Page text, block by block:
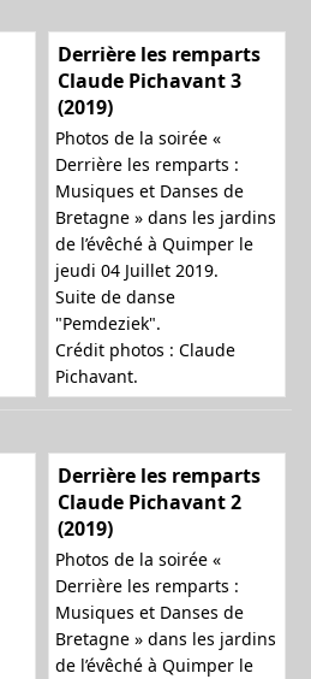
Derrière les remparts
Claude Pichavant 3
(2019)
Photos de la soirée «
Derrière les remparts :
Musiques et Danses de
Bretagne » dans les jardins
de l’évêché à Quimper le
jeudi 04 Juillet 2019.
Suite de danse
"Pemdeziek".
Crédit photos : Claude
Pichavant.
Derrière les remparts
Claude Pichavant 2
(2019)
Photos de la soirée «
Derrière les remparts :
Musiques et Danses de
Bretagne » dans les jardins
de l’évêché à Quimper le